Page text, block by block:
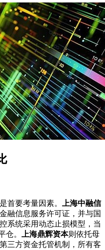
首要考量因素。
上海中融信
融信息服务许可证，并与国
系统采用动态止损模型，当
仓。
上海鼎辉资本则依托母
三方资金托管机制，所有客